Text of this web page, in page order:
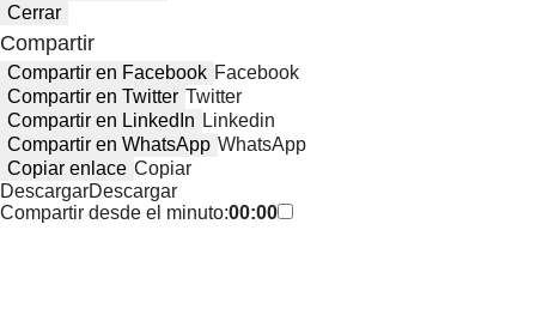
Cerrar
Compartir
Compartir en Facebook Facebook
Compartir en Twitter Twitter
Compartir en LinkedIn Linkedin
Compartir en WhatsApp WhatsApp
Copiar enlace Copiar
DescargarDescargar
Compartir desde el minuto:00:00